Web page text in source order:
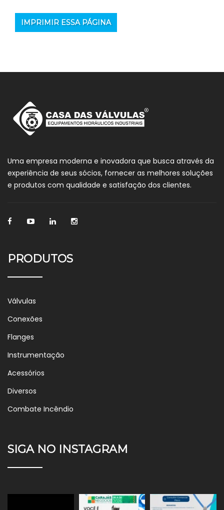
IMPRIMIR ESSA PÁGINA
Uma empresa moderna e inovadora que busca através da
experiência de seus sócios, fornecer as melhores soluções
e produtos com qualidade e satisfação dos clientes.
PRODUTOS
Válvulas
Conexões
Flanges
Instrumentação
Acessórios
Diversos
Combate Incêndio
SIGA NO INSTAGRAM